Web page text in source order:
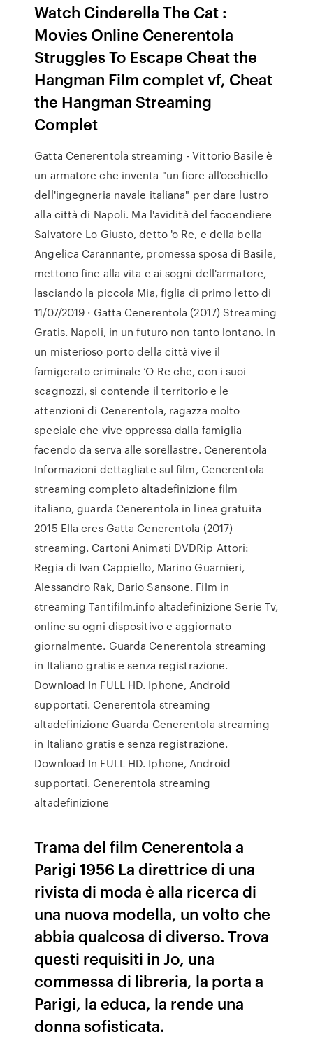
Watch Cinderella The Cat :
Movies Online Cenerentola
Struggles To Escape Cheat the
Hangman Film complet vf, Cheat
the Hangman Streaming
Complet
Gatta Cenerentola streaming - Vittorio Basile è
un armatore che inventa "un fiore all'occhiello
dell'ingegneria navale italiana" per dare lustro
alla città di Napoli. Ma l'avidità del faccendiere
Salvatore Lo Giusto, detto 'o Re, e della bella
Angelica Carannante, promessa sposa di Basile,
mettono fine alla vita e ai sogni dell'armatore,
lasciando la piccola Mia, figlia di primo letto di
11/07/2019 · Gatta Cenerentola (2017) Streaming
Gratis. Napoli, in un futuro non tanto lontano. In
un misterioso porto della città vive il
famigerato criminale ‘O Re che, con i suoi
scagnozzi, si contende il territorio e le
attenzioni di Cenerentola, ragazza molto
speciale che vive oppressa dalla famiglia
facendo da serva alle sorellastre. Cenerentola
Informazioni dettagliate sul film, Cenerentola
streaming completo altadefinizione film
italiano, guarda Cenerentola in linea gratuita
2015 Ella cres Gatta Cenerentola (2017)
streaming. Cartoni Animati DVDRip Attori:
Regia di Ivan Cappiello, Marino Guarnieri,
Alessandro Rak, Dario Sansone. Film in
streaming Tantifilm.info altadefinizione Serie Tv,
online su ogni dispositivo e aggiornato
giornalmente. Guarda Cenerentola streaming
in Italiano gratis e senza registrazione.
Download In FULL HD. Iphone, Android
supportati. Cenerentola streaming
altadefinizione Guarda Cenerentola streaming
in Italiano gratis e senza registrazione.
Download In FULL HD. Iphone, Android
supportati. Cenerentola streaming
altadefinizione
Trama del film Cenerentola a
Parigi 1956 La direttrice di una
rivista di moda è alla ricerca di
una nuova modella, un volto che
abbia qualcosa di diverso. Trova
questi requisiti in Jo, una
commessa di libreria, la porta a
Parigi, la educa, la rende una
donna sofisticata.